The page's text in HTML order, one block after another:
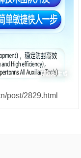
post/2829.html